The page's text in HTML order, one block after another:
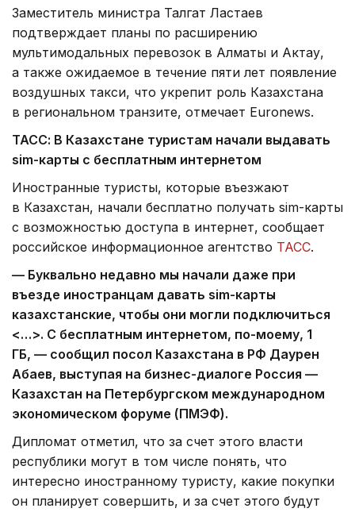
Заместитель министра Талгат Ластаев
подтверждает планы по расширению
мультимодальных перевозок в Алматы и Актау,
а также ожидаемое в течение пяти лет появление
воздушных такси, что укрепит роль Казахстана
в региональном транзите, отмечает Euronews.
ТАСС: В Казахстане туристам начали выдавать
sim-карты с бесплатным интернетом
Иностранные туристы, которые въезжают
в Казахстан, начали бесплатно получать sim-карты
с возможностью доступа в интернет, сообщает
российское информационное агентство ТАСС.
— Буквально недавно мы начали даже при
въезде иностранцам давать sim-карты
казахстанские, чтобы они могли подключиться
<…>. С бесплатным интернетом, по-моему, 1
ГБ, — сообщил посол Казахстана в РФ Даурен
Абаев, выступая на бизнес-диалоге Россия —
Казахстан на Петербургском международном
экономическом форуме (ПМЭФ).
Дипломат отметил, что за счет этого власти
республики могут в том числе понять, что
интересно иностранному туристу, какие покупки
он планирует совершить, и за счет этого будут